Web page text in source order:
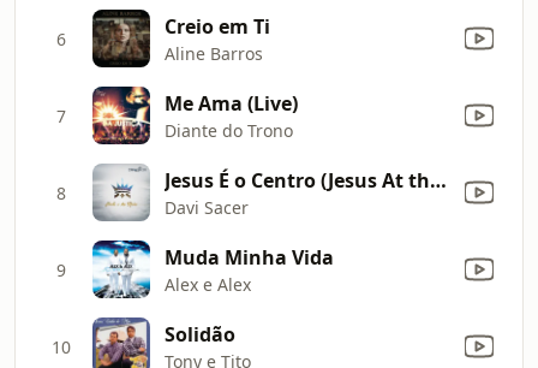
6 Creio em Ti
Aline Barros
7 Me Ama (Live)
Diante do Trono
8 Jesus É o Centro (Jesus At the Center)
Davi Sacer
9 Muda Minha Vida
Alex e Alex
10 Solidão
Tony e Tito